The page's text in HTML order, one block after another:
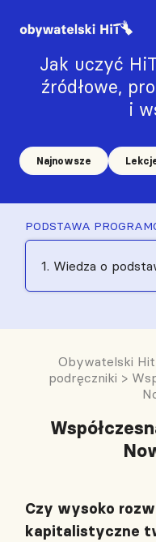
Jak uczyć
źródłowe,
i
Najnowsze
PODSTAWA
1. Wiedza o
Obywatelski Hit
podręczniki >
Czy wysoko
kapitalistyczne